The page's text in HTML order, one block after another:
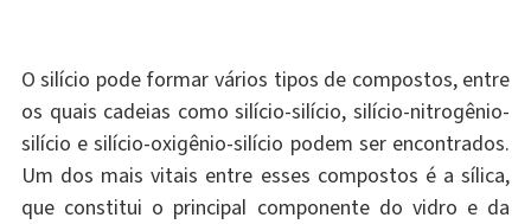
O silício pode formar vários tipos de compostos, entre
os quais cadeias como silício-silício, silício-nitrogênio-
silício e silício-oxigênio-silício podem ser encontrados.
Um dos mais vitais entre esses compostos é a sílica,
que constitui o principal componente do vidro e da